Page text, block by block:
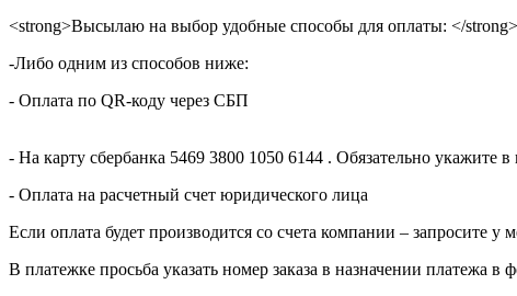
<strong>Высылаю на выбор удобные способы для оплаты: </strong>
-Либо одним из способов ниже:
- Оплата по QR-коду через СБП
- На карту сбербанка 5469 3800 1050 6144 . Обязательно
- Оплата на расчетный счет юридического лица
Если оплата будет производится со счета компании – запросите у
В платежке просьба указать номер заказа в назначении платежа в